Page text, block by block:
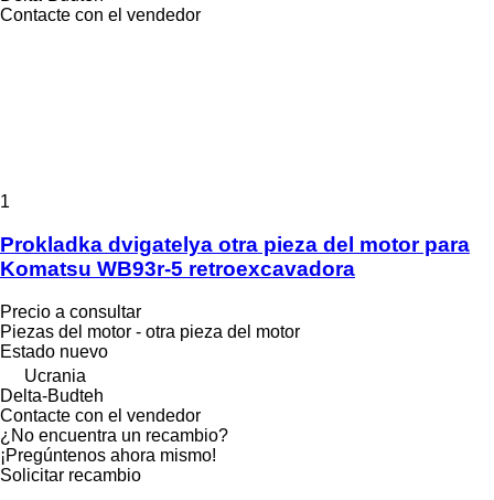
Contacte con el vendedor
1
Prokladka dvigatelya otra pieza del motor para
Komatsu WB93r-5 retroexcavadora
Precio a consultar
Piezas del motor - otra pieza del motor
Estado nuevo
Ucrania
Delta-Budteh
Contacte con el vendedor
¿No encuentra un recambio?
¡Pregúntenos ahora mismo!
Solicitar recambio